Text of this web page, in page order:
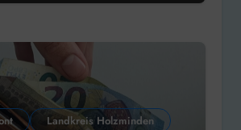
Landkreis Holzminden